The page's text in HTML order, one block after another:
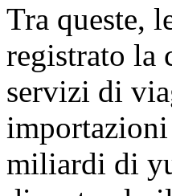
Tra queste,
registrato la
servizi di
miliardi di